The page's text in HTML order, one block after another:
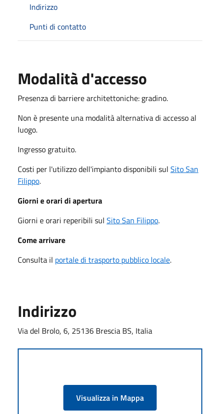
Indirizzo
Punti di contatto
Modalità d'accesso
Presenza di barriere architettoniche: gradino.
Non è presente una modalità alternativa di accesso al
luogo.
Ingresso gratuito.
Costi per l'utilizzo dell'impianto disponibili sul Sito San
Filippo.
Giorni e orari di apertura
Giorni e orari reperibili sul Sito San Filippo.
Come arrivare
Consulta il portale di trasporto pubblico locale.
Indirizzo
Via del Brolo, 6, 25136 Brescia BS, Italia
Visualizza in Mappa